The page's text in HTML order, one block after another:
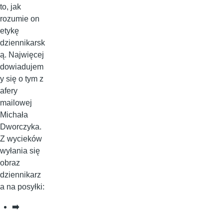
to, jak
rozumie on
etykę
dziennikarsk
ą. Najwięcej
dowiadujem
y się o tym z
afery
mailowej
Michała
Dworczyka.
Z wycieków
wyłania się
obraz
dziennikarz
a na posyłki:
➡️